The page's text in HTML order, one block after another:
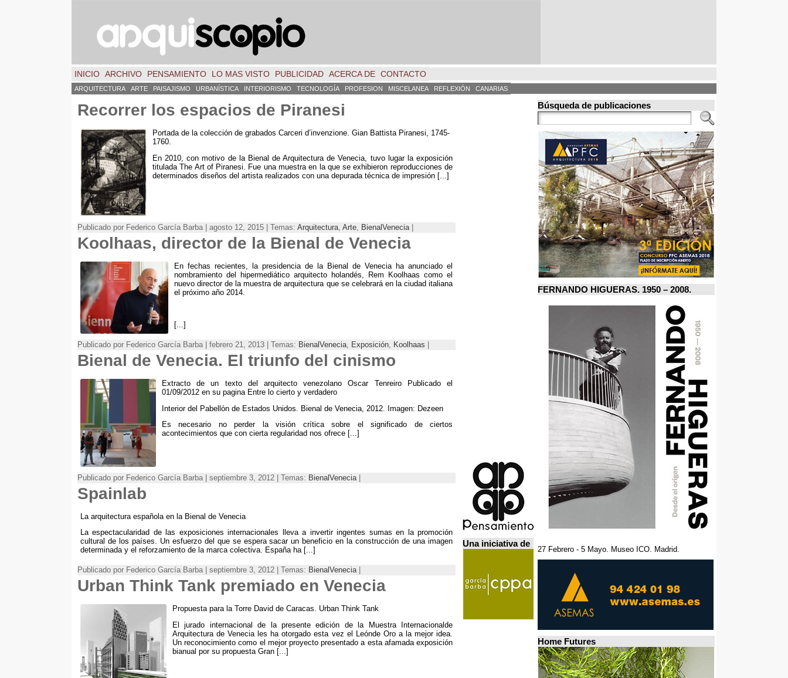
INICIO ARCHIVO PENSAMIENTO LO MAS VISTO PUBLICIDAD ACERCA DE CONTACTO
ARQUITECTURA ARTE PAISAJISMO URBANÍSTICA INTERIORISMO TECNOLOGÍA PROFESION MISCELANEA REFLEXIÓN CANARIAS
Recorrer los espacios de Piranesi
Portada de la colección de grabados Carceri d’invenzione. Gian Battista Piranesi, 1745-
1760.
En 2010, con motivo de la Bienal de Arquitectura de Venecia, tuvo lugar la exposición
titulada The Art of Piranesi. Fue una muestra en la que se exhibieron reproducciones de
determinados diseños del artista realizados con una depurada técnica de impresión [...]
Publicado por Federico García Barba | agosto 12, 2015 | Temas: Arquitectura Arte BienalVenecia
Koolhaas, director de la Bienal de Venecia
En fechas recientes, la presidencia de la Bienal de Venecia ha anunciado el
nombramiento del hipermediático arquitecto holandés, Rem Koolhaas como el
nuevo director de la muestra de arquitectura que se celebrará en la ciudad italiana
el próximo año 2014.
[...]
Publicado por Federico García Barba | febrero 21, 2013 | Temas: BienalVenecia Exposición Koolhaas
Bienal de Venecia. El triunfo del cinismo
Extracto de un texto del arquitecto venezolano Oscar Tenreiro Publicado el
01/09/2012 en su pagina Entre lo cierto y verdadero
Interior del Pabellón de Estados Unidos. Bienal de Venecia, 2012. Imagen: Dezeen
Es necesario no perder la visión crítica sobre el significado de ciertos
acontecimientos que con cierta regularidad nos ofrece [...]
Publicado por Federico García Barba | septiembre 3, 2012 | Temas: BienalVenecia
Spainlab
La arquitectura española en la Bienal de Venecia
La espectacularidad de las exposiciones internacionales lleva a invertir ingentes sumas en la promoción
cultural de los países. Un esfuerzo del que se espera sacar un beneficio en la construcción de una imagen
determinada y el reforzamiento de la marca colectiva. España ha [...]
Publicado por Federico García Barba | septiembre 3, 2012 | Temas: BienalVenecia|
Urban Think Tank premiado en Venecia
Propuesta para la Torre David de Caracas. Urban Think Tank
El jurado internacional de la presente edición de la Muestra Internacionalde
Arquitectura de Venecia les ha otorgado esta vez el Leónde Oro a la mejor idea.
Un reconocimiento como el mejor proyecto presentado a esta afamada exposición
bianual por su propuesta Gran [...]
Una iniciativa de
Búsqueda de publicaciones
FERNANDO HIGUERAS. 1950 – 2008.
27 Febrero - 5 Mayo. Museo ICO. Madrid.
Home Futures